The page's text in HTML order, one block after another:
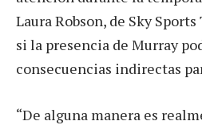
Laura Robson, de Sky
si la presencia de Murray
consecuencias indirectas
“De alguna manera es